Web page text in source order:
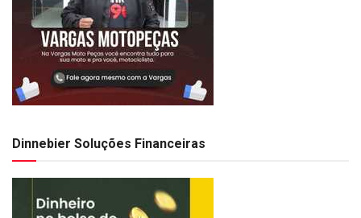
Dinnebier Soluções Financeiras